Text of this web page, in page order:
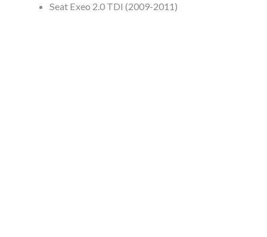
Seat Exeo 2.0 TDI (2009-2011)